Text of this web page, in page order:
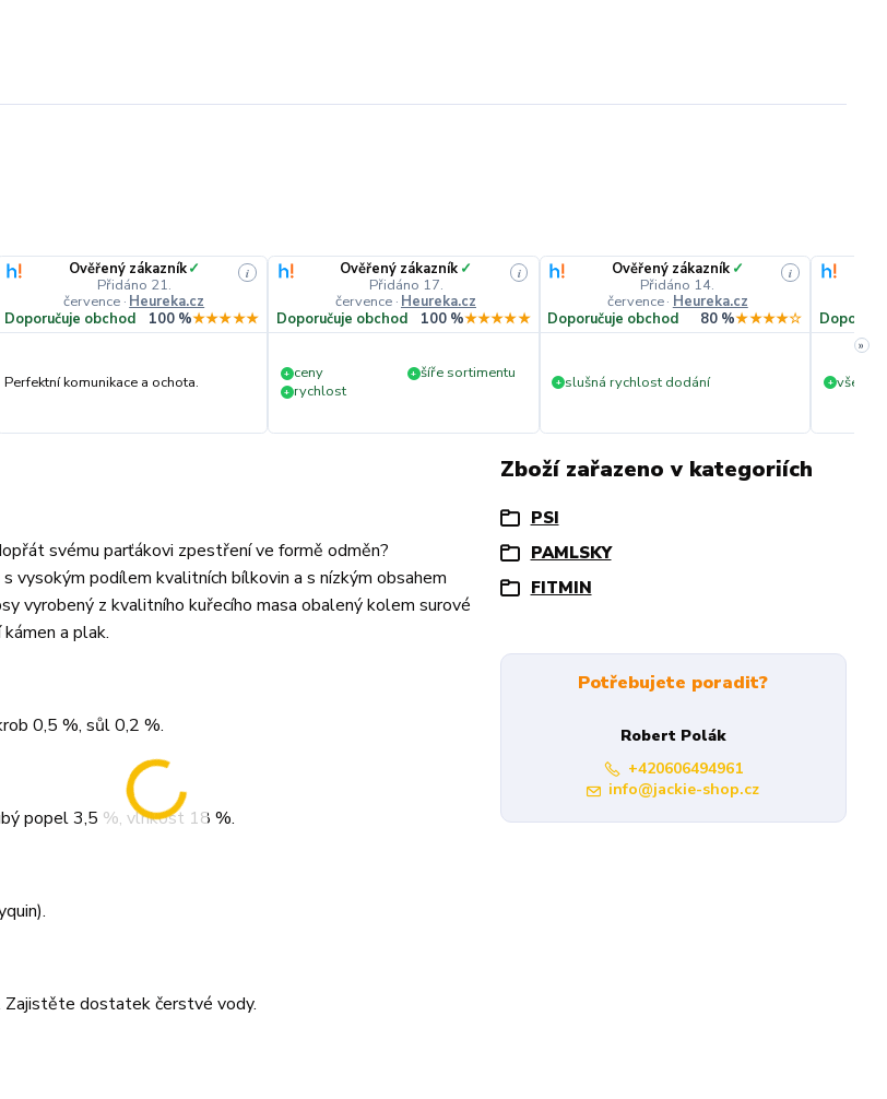
Ověřený zákazník✓
Přidáno 21.
července · Heureka.cz
i
Doporučuje obchod 100 %★★★★★
Perfektní komunikace a ochota.
Ověřený zákazník ✓
Přidáno 17.
července · Heureka.cz
i
Doporučuje obchod 100 %★★★★★
+ ceny + šíře sortimentu
+ rychlost
Ověřený zákazník ✓
Přidáno 14.
července· Heureka.cz
i
Doporučuje obchod 80 %★★★★☆
+ slušná rychlost dodání + vše v
»
svému parťákovi zpestření ve formě odměn?
podílem kvalitních bílkovin a s nízkým obsahem
vyrobený z kvalitního kuřecího masa obalený kolem surové
a plak.
0,5 %, sůl 0,2 %.
popel 3,5 %, vlhkost 18 %.
Zajistěte dostatek čerstvé vody.
Zboží zařazeno v kategoriích
PSI
PAMLSKY
FITMIN
Potřebujete poradit?
Robert Polák
+420606494961
info@jackie-shop.cz